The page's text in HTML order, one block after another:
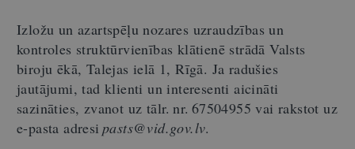
Izložu un azartspēļu nozares uzraudzības un
kontroles struktūrvienības klātienē strādā Valsts
biroju ēkā, Talejas ielā 1, Rīgā. Ja radušies
jautājumi, tad klienti un interesenti aicināti
sazināties, zvanot uz tālr. nr. 67504955 vai rakstot uz
e-pasta adresipasts@vid.gov.lv.